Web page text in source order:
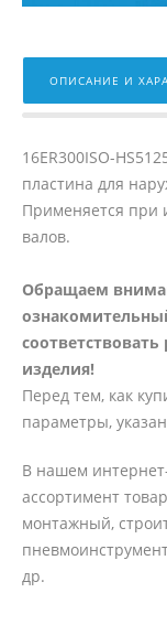
ОПИСАНИЕ И
16ER300ISO-
пластина для
Применяется при
валов.
Обращаем
изделия!
Перед тем, как
параметры,
В нашем
ассортимент
монтажный,
др.